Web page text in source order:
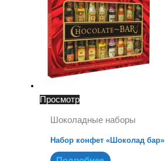
Просмотр
Шоколадные наборы
Набор конфет «Шоколад бар»